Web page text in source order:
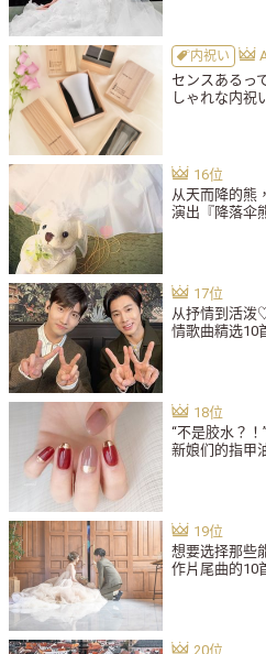
内祝い
センスあるっ
しゃれな内祝
从天而降的熊
演出『降落伞
从抒情到活泼
情歌曲精选10
“不是胶水？
新娘们的指甲
想要选择那些
作片尾曲的10